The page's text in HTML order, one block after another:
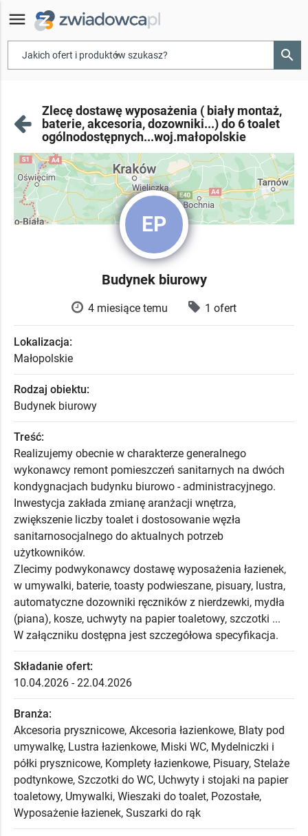
menu
▾ search
Zlecę dostawę wyposażenia ( biały montaż,
baterie, akcesoria, dozowniki...) do 6 toalet
ogólnodostępnych...woj.małopolskie
EP
Budynek biurowy
4 miesiące temu 1 ofert
Lokalizacja:
Małopolskie
Rodzaj obiektu:
Budynek biurowy
Treść:
Realizujemy obecnie w charakterze generalnego
wykonawcy remont pomieszczeń sanitarnych na dwóch
kondygnacjach budynku biurowo - administracyjnego.
Inwestycja zakłada zmianę aranżacji wnętrza,
zwiększenie liczby toalet i dostosowanie węzła
sanitarnosocjalnego do aktualnych potrzeb
użytkowników.
Zlecimy podwykonawcy dostawę wyposażenia łazienek,
w umywalki, baterie, toasty podwieszane, pisuary, lustra,
automatyczne dozowniki ręczników z nierdzewki, mydła
(piana), kosze, uchwyty na papier toaletowy, szczotki ...
W załączniku dostępna jest szczegółowa specyfikacja.
Składanie ofert:
10.04.2026 - 22.04.2026
Branża:
Akcesoria prysznicowe, Akcesoria łazienkowe, Blaty pod
umywalkę, Lustra łazienkowe, Miski WC, Mydelniczki i
półki prysznicowe, Komplety łazienkowe, Pisuary, Stelaże
podtynkowe, Szczotki do WC, Uchwyty i stojaki na papier
toaletowy, Umywalki, Wieszaki do toalet, Pozostałe,
Wyposażenie łazienek, Suszarki do rąk